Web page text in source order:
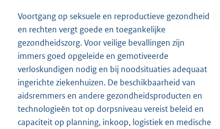
Voortgang op seksuele en reproductieve gezondheid
en rechten vergt goede en toegankelijke
gezondheidszorg. Voor veilige bevallingen zijn
immers goed opgeleide en gemotiveerde
verloskundigen nodig en bij noodsituaties adequaat
ingerichte ziekenhuizen. De beschikbaarheid van
aidsremmers en andere gezondheidsproducten en
technologieën tot op dorpsniveau vereist beleid en
capaciteit op planning, inkoop, logistiek en medische